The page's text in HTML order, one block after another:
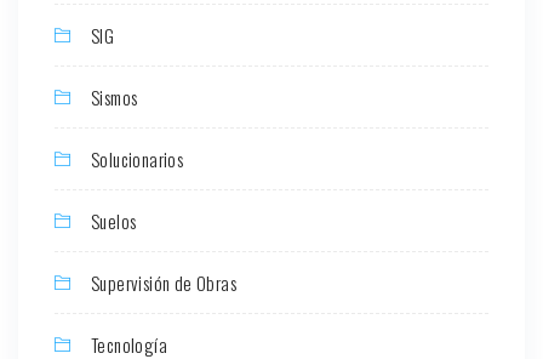
SIG
Sismos
Solucionarios
Suelos
Supervisión de Obras
Tecnología